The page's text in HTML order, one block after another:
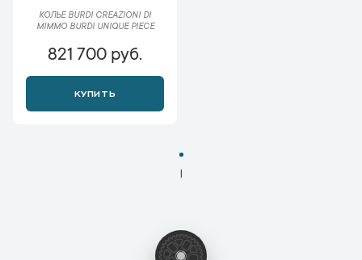
КОЛЬЕ BURDI CREAZIONI DI
MIMMO BURDI UNIQUE PIECE
821 700 руб.
КУПИТЬ
1